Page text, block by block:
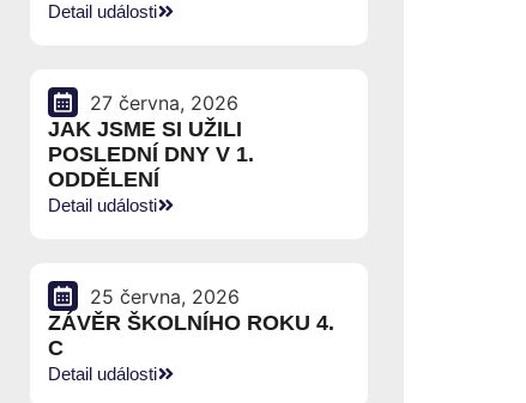
Detail události
27 června, 2026
JAK JSME SI UŽILI
POSLEDNÍ DNY V 1.
ODDĚLENÍ
Detail události
25 června, 2026
ZÁVĚR ŠKOLNÍHO ROKU 4.
C
Detail události